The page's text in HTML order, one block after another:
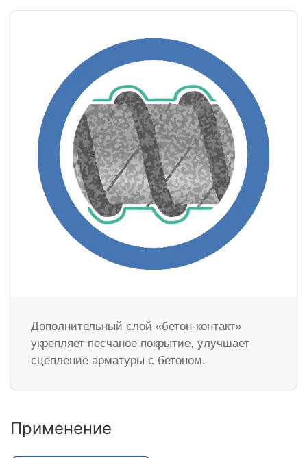
Дополнительный слой «бетон-контакт»
укрепляет песчаное покрытие, улучшает
сцепление арматуры с бетоном.
Применение